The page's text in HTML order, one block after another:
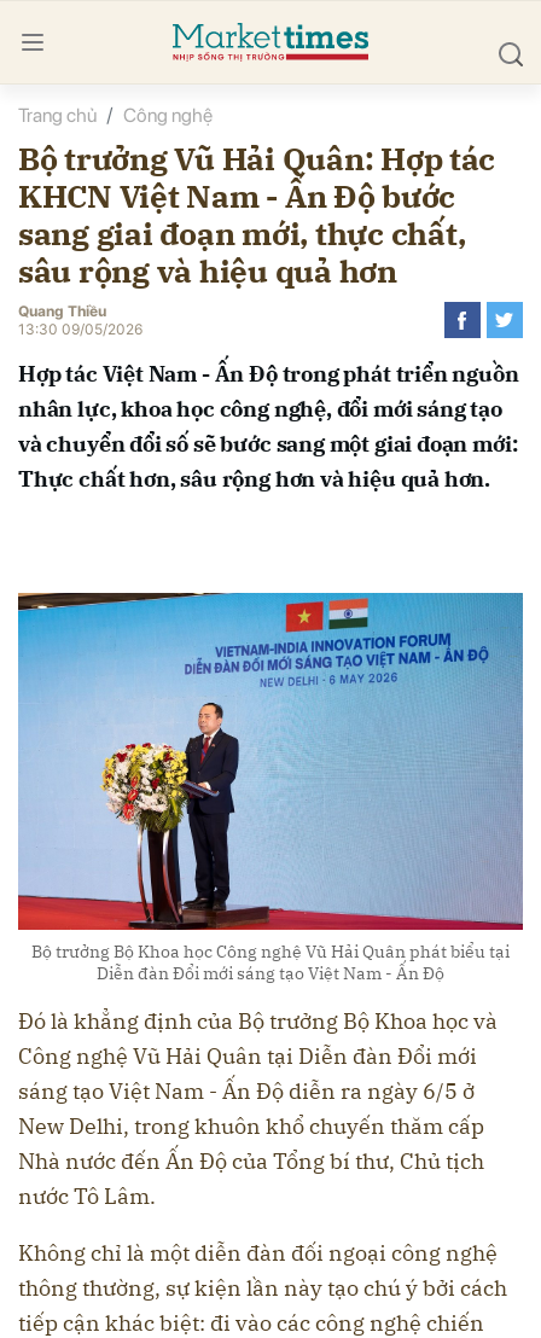
Trang chủ Công nghệ
Bộ trưởng Vũ Hải Quân: Hợp tác
KHCN Việt Nam - Ấn Độ bước
sang giai đoạn mới, thực chất,
sâu rộng và hiệu quả hơn
Quang Thiều
13:30 09/05/2026
Hợp tác Việt Nam - Ấn Độ trong phát triển nguồn
nhân lực, khoa học công nghệ, đổi mới sáng tạo
và chuyển đổi số sẽ bước sang một giai đoạn mới:
Thực chất hơn, sâu rộng hơn và hiệu quả hơn.
Bộ trưởng Bộ Khoa học Công nghệ Vũ Hải Quân phát biểu tại
Diễn đàn Đổi mới sáng tạo Việt Nam - Ấn Độ
Đó là khẳng định của Bộ trưởng Bộ Khoa học và
Công nghệ Vũ Hải Quân tại Diễn đàn Đổi mới
sáng tạo Việt Nam - Ấn Độ diễn ra ngày 6/5 ở
New Delhi, trong khuôn khổ chuyến thăm cấp
Nhà nước đến Ấn Độ của Tổng bí thư, Chủ tịch
nước Tô Lâm.
Không chỉ là một diễn đàn đối ngoại công nghệ
thông thường, sự kiện lần này tạo chú ý bởi cách
tiếp cận khác biệt: đi vào các công nghệ chiến
luận
Hủy